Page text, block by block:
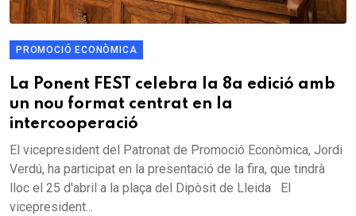
PROMOCIÓ ECONÒMICA
La Ponent FEST celebra la 8a edició amb
un nou format centrat en la
intercooperació
El vicepresident del Patronat de Promoció Econòmica, Jordi
Verdú, ha participat en la presentació de la fira, que tindrà
lloc el 25 d'abril a la plaça del Dipòsit de Lleida El
vicepresident...